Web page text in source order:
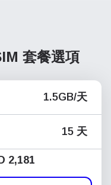
套餐選項
1.5GB/天
15 天
2,181